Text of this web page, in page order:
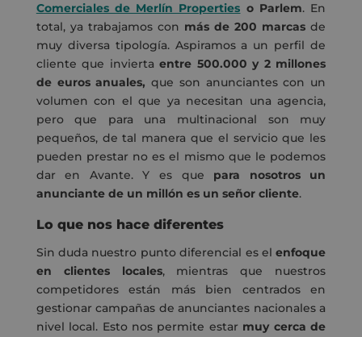
Comerciales de Merlín Properties o Parlem. En
total, ya trabajamos con más de 200 marcas de
muy diversa tipología. Aspiramos a un perfil de
cliente que inviertaentre 500.000 y 2 millones
de euros anuales,que son anunciantes con un
volumen con el que ya necesitan una agencia,
pero que para una multinacional son muy
pequeños, de tal manera que el servicio que les
pueden prestar no es el mismo que le podemos
dar en Avante. Y es que para nosotros un
anunciante de un millón es un señor cliente.
Lo que nos hace diferentes
Sin duda nuestro punto diferencial esel enfoque
en clientes locales, mientras que nuestros
competidores están más bien centrados en
gestionar campañas de anunciantes nacionales a
nivel local. Esto nos permite estar muy cerca de